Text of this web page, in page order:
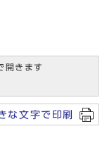
開きます
な文字で印刷